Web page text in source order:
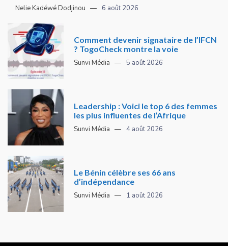
Nelie Kadéwé Dodjinou 6 août 2026
Comment devenir signataire de l’IFCN
? TogoCheck montre la voie
Sunvi Média 5 août 2026
Leadership : Voici le top 6 des femmes
les plus influentes de l’Afrique
Sunvi Média 4 août 2026
Le Bénin célèbre ses 66 ans
d’indépendance
Sunvi Média 1 août 2026